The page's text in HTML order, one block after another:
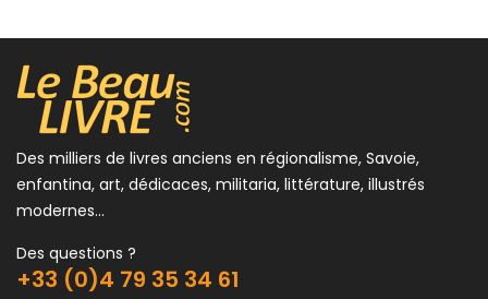
Des milliers de livres anciens en régionalisme, Savoie,
enfantina, art, dédicaces, militaria, littérature, illustrés
modernes...
Des questions ?
+33 (0)4 79 35 34 61